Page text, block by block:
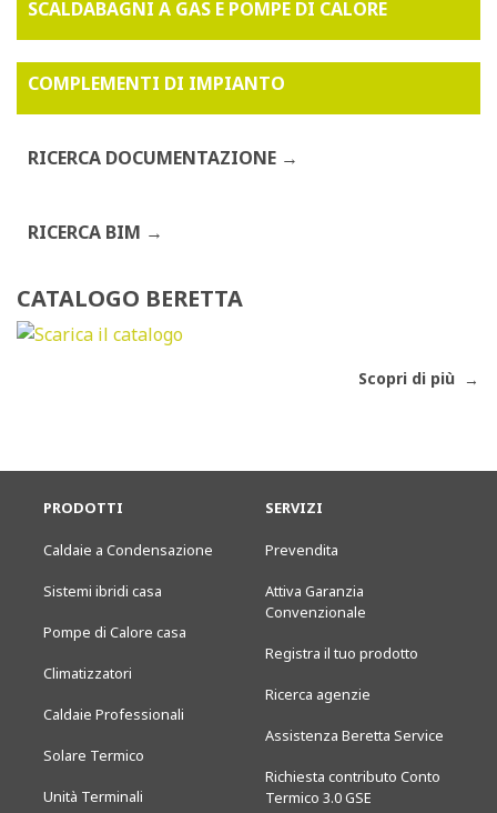
SCALDABAGNI A GAS E POMPE DI CALORE
COMPLEMENTI DI IMPIANTO
RICERCA DOCUMENTAZIONE
RICERCA BIM
CATALOGO BERETTA
Scopri di più
PRODOTTI
Caldaie a Condensazione
Sistemi ibridi casa
Pompe di Calore casa
Climatizzatori
Caldaie Professionali
Solare Termico
Unità Terminali
SERVIZI
Prevendita
Attiva Garanzia
Convenzionale
Registra il tuo prodotto
Ricerca agenzie
Assistenza Beretta Service
Richiesta contributo Conto
Termico 3.0 GSE